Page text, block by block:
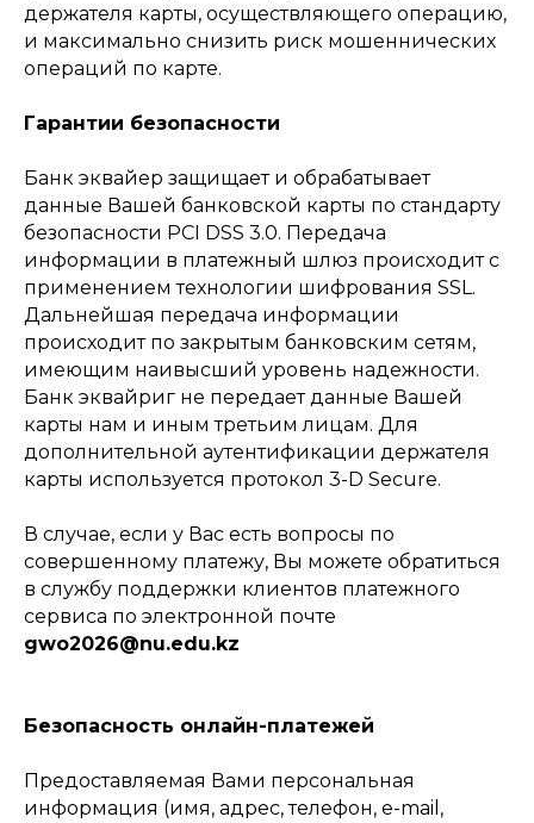
держателя карты, осуществляющего операцию,
и максимально снизить риск мошеннических
операций по карте.
Гарантии безопасности
Банк эквайер защищает и обрабатывает
данные Вашей банковской карты по стандарту
безопасности PCI DSS 3.0. Передача
информации в платежный шлюз происходит с
применением технологии шифрования SSL.
Дальнейшая передача информации
происходит по закрытым банковским сетям,
имеющим наивысший уровень надежности.
Банк эквайриг не передает данные Вашей
карты нам и иным третьим лицам. Для
дополнительной аутентификации держателя
карты используется протокол 3-D Secure.
В случае, если у Вас есть вопросы по
совершенному платежу, Вы можете обратиться
в службу поддержки клиентов платежного
сервиса по электронной почте
gwo2026@nu.edu.kz
Безопасность онлайн-платежей
Предоставляемая Вами персональная
информация (имя, адрес, телефон, e-mail,